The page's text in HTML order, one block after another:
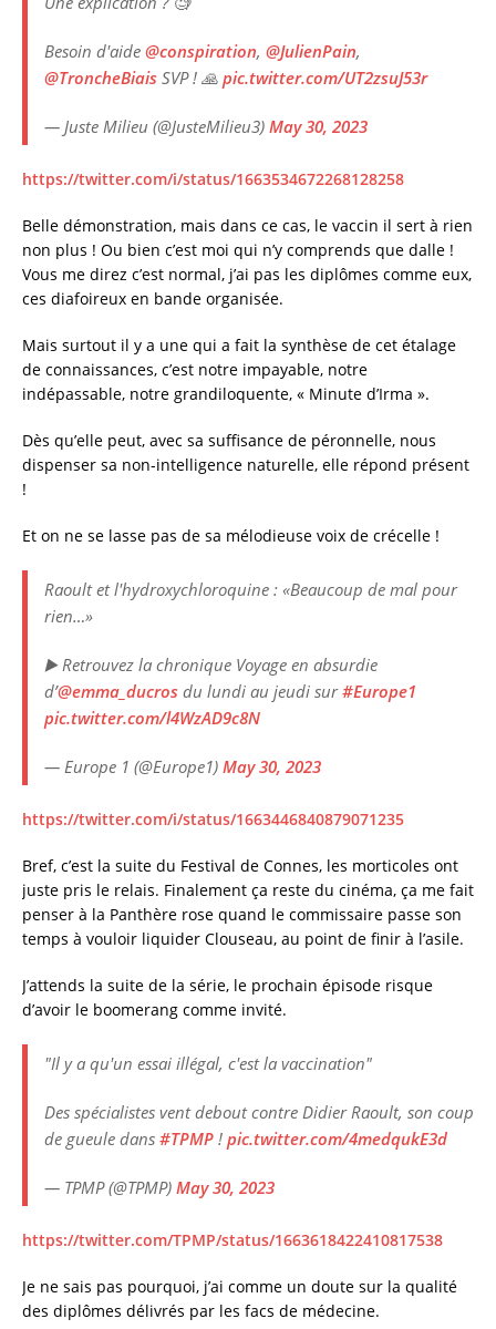
Besoin d'aide @conspiration, @JulienPain,
@TroncheBiais SVP ! 🙏 pic.twitter.com/UT2zsuJ53r
— Juste Milieu (@JusteMilieu3) May 30, 2023
https://twitter.com/i/status/1663534672268128258
Belle démonstration, mais dans ce cas, le vaccin il sert à rien
non plus ! Ou bien c’est moi qui n’y comprends que dalle !
Vous me direz c’est normal, j’ai pas les diplômes comme eux,
ces diafoireux en bande organisée.
Mais surtout il y a une qui a fait la synthèse de cet étalage
de connaissances, c’est notre impayable, notre
indépassable, notre grandiloquente, « Minute d’Irma ».
Dès qu’elle peut, avec sa suffisance de péronnelle, nous
dispenser sa non-intelligence naturelle, elle répond présent
!
Et on ne se lasse pas de sa mélodieuse voix de crécelle !
Raoult et l'hydroxychloroquine : «Beaucoup de mal pour
rien…»
▶️ Retrouvez la chronique Voyage en absurdie
d’@emma_ducros du lundi au jeudi sur#Europe1
pic.twitter.com/l4WzAD9c8N
— Europe 1 (@Europe1) May 30, 2023
https://twitter.com/i/status/1663446840879071235
Bref, c’est la suite du Festival de Connes, les morticoles ont
juste pris le relais. Finalement ça reste du cinéma, ça me fait
penser à la Panthère rose quand le commissaire passe son
temps à vouloir liquider Clouseau, au point de finir à l’asile.
J’attends la suite de la série, le prochain épisode risque
d’avoir le boomerang comme invité.
"Il y a qu'un essai illégal, c'est la vaccination"
Des spécialistes vent debout contre Didier Raoult, son coup
de gueule dans #TPMP ! pic.twitter.com/4medqukE3d
— TPMP (@TPMP) May 30, 2023
https://twitter.com/TPMP/status/1663618422410817538
Je ne sais pas pourquoi, j’ai comme un doute sur la qualité
des diplômes délivrés par les facs de médecine.